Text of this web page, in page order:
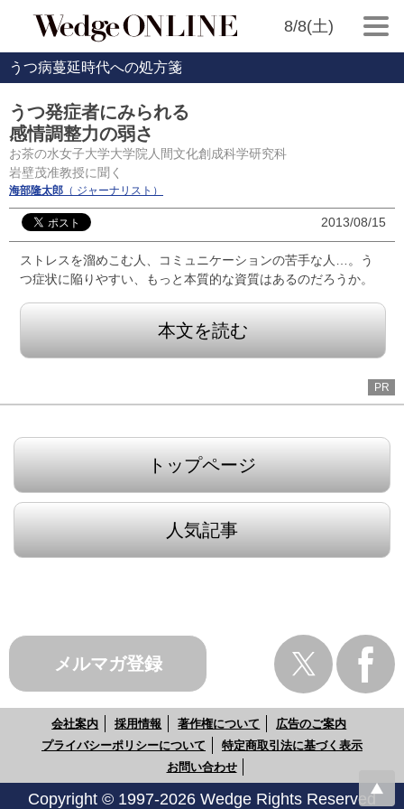
8/8(土)
うつ病蔓延時代への処方箋
うつ発症者にみられる
感情調整力の弱さ
お茶の水女子大学大学院人間文化創成科学研究科
岩壁茂准教授に聞く
海部隆太郎 （ ジャーナリスト）
2013/08/15
ストレスを溜めこむ人、コミュニケーションの苦手な人…。う
つ症状に陥りやすい、もっと本質的な資質はあるのだろうか。
本文を読む
PR
トップページ
人気記事
メルマガ登録
会社案内 採用情報 著作権について
広告のご案内
プライバシーポリシーについて
特定商取引法に基づく表示
お問い合わせ
Copyright © 1997-2026 Wedge Rights Reserved